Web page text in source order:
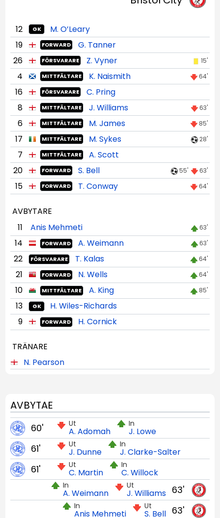
12 GK
M. O’Leary
19
FORWARD
G. Tanner
26
FÖRSVARARE Z. Vyner 15'
4 MITTFÄLTARE K. Naismith 64'
16 FÖRSVARARE
C. Pring
8
MITTFÄLTARE J. Williams 63'
6 MITTFÄLTARE M. James 85'
17 MITTFÄLTARE M. Sykes 28'
7 MITTFÄLTARE
A. Scott
20
FORWARD S. Bell 55' 63'
15 FORWARD T. Conway 64'
AVBYTARE
11
Anis Mehmeti 63'
14 FORWARD A. Weimann 63'
22 FÖRSVARARE T. Kalas 64'
21 FORWARD N. Wells 64'
10 MITTFÄLTARE A. King 85'
13 GK
H. Wiles-Richards
9
FORWARD H. Cornick
TRÄNARE
N. Pearson
AVBYTAE
Ut
A. Adomah
In
J. Lowe
60'
Ut
J. Dunne
In
J. Clarke-Salter
61'
Ut
C. Martin
In
C. Willock
61'
63'
Ut
J. Williams
In
A. Weimann
63'
Ut
S. Bell
In
Anis Mehmeti